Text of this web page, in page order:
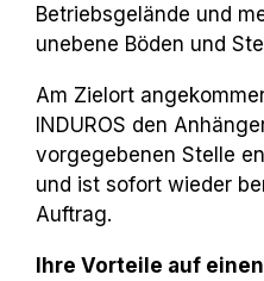
Betriebsgelände und
unebene Böden und
Am Zielort
INDUROS den
vorgegebenen Stelle
und ist sofort wieder
Auftrag.
Ihre Vorteile auf